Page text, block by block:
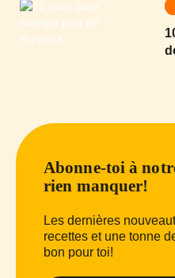
Abonne-toi à
rien manquer!
Les dernières
recettes et une tonne
bon pour toi!